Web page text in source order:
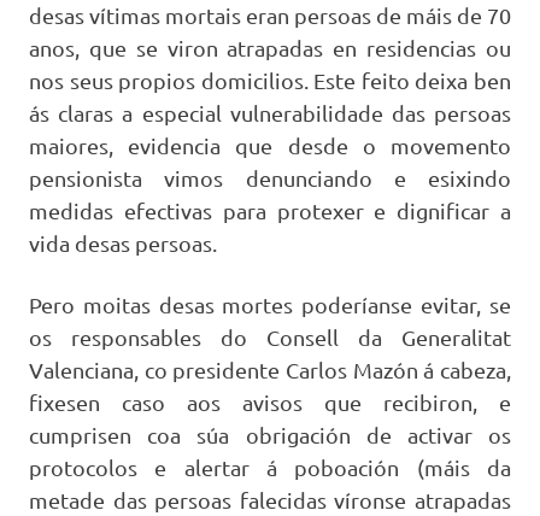
desas vítimas mortais eran persoas de máis de 70
anos, que se viron atrapadas en residencias ou
nos seus propios domicilios. Este feito deixa ben
ás claras a especial vulnerabilidade das persoas
maiores, evidencia que desde o movemento
pensionista vimos denunciando e esixindo
medidas efectivas para protexer e dignificar a
vida desas persoas.
Pero moitas desas mortes poderíanse evitar, se
os responsables do Consell da Generalitat
Valenciana, co presidente Carlos Mazón á cabeza,
fixesen caso aos avisos que recibiron, e
cumprisen coa súa obrigación de activar os
protocolos e alertar á poboación (máis da
metade das persoas falecidas víronse atrapadas